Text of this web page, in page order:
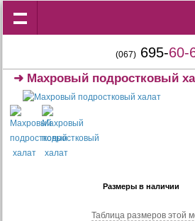
(067) 695-60-
➜ Махровый подростковый
Размеры в наличии
Таблица размеров этой